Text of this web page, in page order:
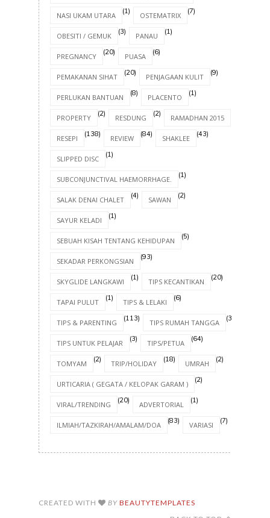
NASI UKAM UTARA (1) OSTEMATRIX (7)
OBESITI / GEMUK (3) PANAU (1)
PREGNANCY (20) PUASA (6)
PEMAKANAN SIHAT (20) PENJAGAAN KULIT (9)
PERLUKAN BANTUAN (8) PLACENTO (1)
PROPERTY (2) RESDUNG (2) RAMADHAN 2015
RESEPI (138) REVIEW (84) SHAKLEE (43)
SLIPPED DISC (1)
SUBCONJUNCTIVAL HAEMORRHAGE. (1)
SALAK DENAI CHALET (4) SAWAN (2)
SAYUR KELADI (1)
SEBUAH KISAH TENTANG KEHIDUPAN (5)
SEKADAR PERKONGSIAN (93)
SKYGLIDE LANGKAWI (1) TIPS KECANTIKAN (20)
TAPAI PULUT (1) TIPS & LELAKI (6)
TIPS & PARENTING (113) TIPS RUMAH TANGGA (30)
TIPS UNTUK PELAJAR (3) TIPS/PETUA (64)
TOMYAM (2) TRIP/HOLIDAY (18) UMRAH (2)
URTICARIA ( GEGATA / KELOPAK GARAM ) (2)
VIRAL/TRENDING (20) ADVERTORIAL (1)
ILMIAH/TAZKIRAH/AMALAM/DOA (83) VARIASI (7)
CREATED WITH BY BEAUTYTEMPLATES